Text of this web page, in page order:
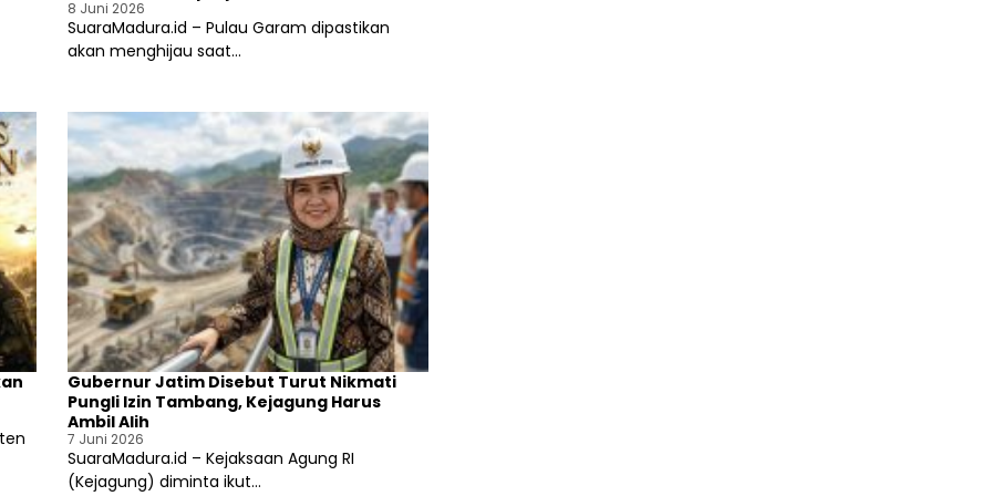
U
S
u
n
p
g
g
a
P
U
S
u
m
e
n
e
p
G
e
l
a
i
m
o
s
i
a
l
i
s
a
8 Juni 2026
SuaraMadura.id – Pulau Garam dipastikan
akan menghijau saat...
Gubernur Jatim Disebut Turut Nikmati
Pungli Izin Tambang, Kejagung Harus
Ambil Alih
7 Juni 2026
SuaraMadura.id – Kejaksaan Agung RI
(Kejagung) diminta ikut...